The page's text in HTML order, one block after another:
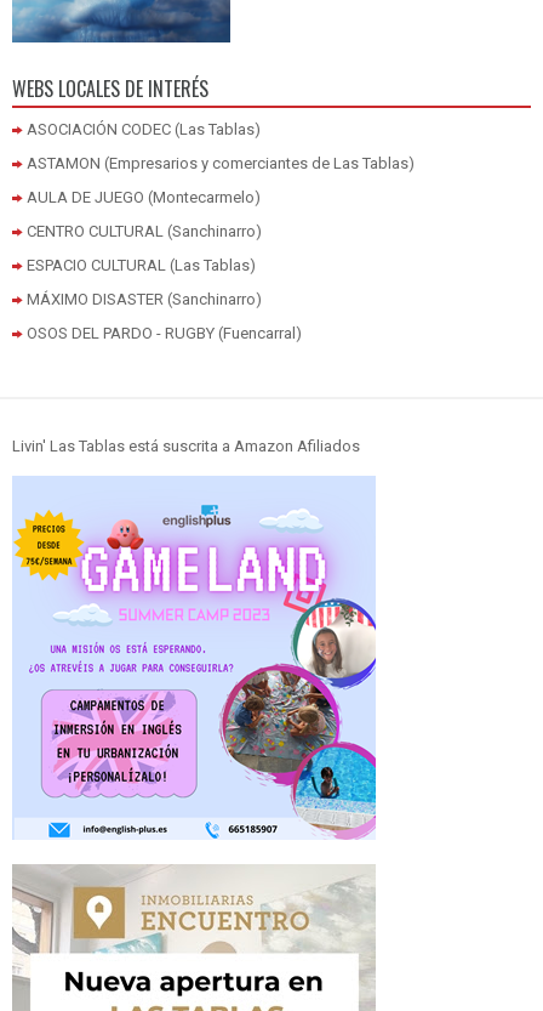
WEBS LOCALES DE INTERÉS
ASOCIACIÓN CODEC (Las Tablas)
ASTAMON (Empresarios y comerciantes de Las Tablas)
AULA DE JUEGO (Montecarmelo)
CENTRO CULTURAL (Sanchinarro)
ESPACIO CULTURAL (Las Tablas)
MÁXIMO DISASTER (Sanchinarro)
OSOS DEL PARDO - RUGBY (Fuencarral)
Livin' Las Tablas está suscrita a Amazon Afiliados